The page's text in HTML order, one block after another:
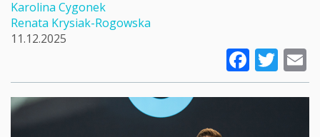
Karolina Cygonek
Renata Krysiak-Rogowska
11.12.2025